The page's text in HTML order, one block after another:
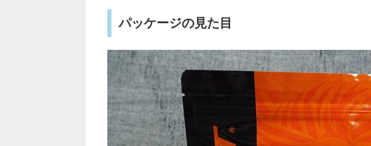
パッケージの見た目